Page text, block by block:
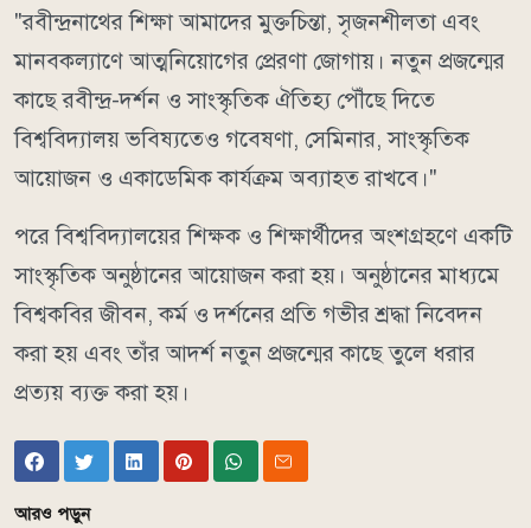
"রবীন্দ্রনাথের শিক্ষা আমাদের মুক্তচিন্তা, সৃজনশীলতা এবং
মানবকল্যাণে আত্মনিয়োগের প্রেরণা জোগায়। নতুন প্রজন্মের
কাছে রবীন্দ্র-দর্শন ও সাংস্কৃতিক ঐতিহ্য পৌঁছে দিতে
বিশ্ববিদ্যালয় ভবিষ্যতেও গবেষণা, সেমিনার, সাংস্কৃতিক
আয়োজন ও একাডেমিক কার্যক্রম অব্যাহত রাখবে।"
পরে বিশ্ববিদ্যালয়ের শিক্ষক ও শিক্ষার্থীদের অংশগ্রহণে একটি
সাংস্কৃতিক অনুষ্ঠানের আয়োজন করা হয়। অনুষ্ঠানের মাধ্যমে
বিশ্বকবির জীবন, কর্ম ও দর্শনের প্রতি গভীর শ্রদ্ধা নিবেদন
করা হয় এবং তাঁর আদর্শ নতুন প্রজন্মের কাছে তুলে ধরার
প্রত্যয় ব্যক্ত করা হয়।
আরও পড়ুন